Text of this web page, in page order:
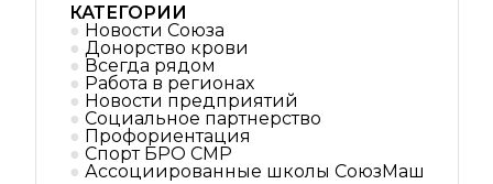
КАТЕГОРИИ
Новости Союза
Донорство крови
Всегда рядом
Работа в регионах
Новости предприятий
Социальное партнерствo
Профориентация
Спорт БРО СМР
Ассоциированные школы СоюзМаш